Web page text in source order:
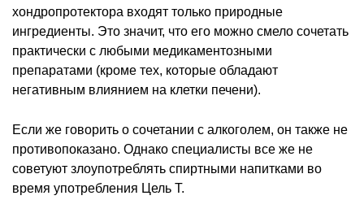
хондропротектора входят только природные
ингредиенты. Это значит, что его можно смело сочетать
практически с любыми медикаментозными
препаратами (кроме тех, которые обладают
негативным влиянием на клетки печени).
Если же говорить о сочетании с алкоголем, он также не
противопоказано. Однако специалисты все же не
советуют злоупотреблять спиртными напитками во
время употребления Цель Т.